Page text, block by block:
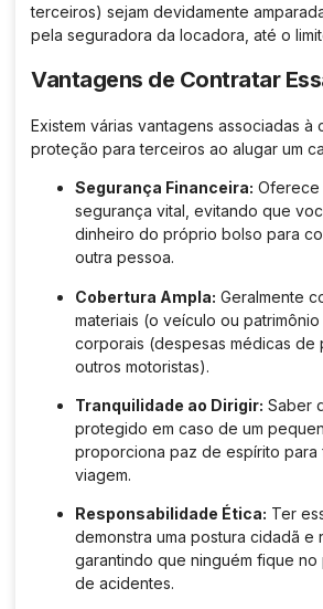
terceiros) sejam devidamente
pela seguradora da locadora, até o
Vantagens de Contratar
Existem várias vantagens associadas à
proteção para terceiros ao alugar um
Segurança Financeira: Oferece
segurança vital, evitando que
dinheiro do próprio bolso para
outra pessoa.
Cobertura Ampla: Geralmente
materiais (o veículo ou
corporais (despesas médicas de
outros motoristas).
Tranquilidade ao Dirigir: Saber
protegido em caso de um
proporciona paz de espírito
viagem.
Responsabilidade Ética: Ter
demonstra uma postura cidadã e
garantindo que ninguém fique no
de acidentes.